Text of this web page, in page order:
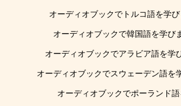
オーディオブックでトルコ語を学び
オーディオブックで韓国語を学び
オーディオブックでアラビア語を学
オーディオブックでスウェーデン語を
オーディオブックでポーランド